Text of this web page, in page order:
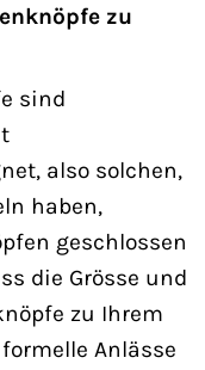
zu
sind
also solchen,
haben,
geschlossen
die Grösse und
zu Ihrem
Anlässe